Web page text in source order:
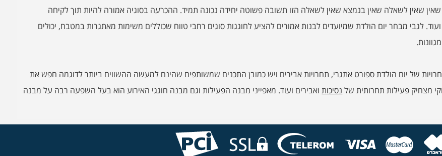
שאין לשאלה שאין בנמצא שאין לשאלה הזו תשובה פשוטה יחידה נכונה תמיד. ההכרעה בסוגיה אמורה להיות תוך לקיחה
לגבי מבחר יום הולדת שמיועדים לבנות אמורים להציע לחוגגות סוגים רחבי טווח שכוללים משימות מאתגרות במטבח, יכולים
של יום הולדת ספורט אתגרי, תחרויות אבירים ויש כמובן התכנים שמשותפים שהינם למעשה ההשווים ביותר לדוגמה חפש את
מצחיק פעילות תחרותית של נסיכותואבירים ועוד. מאפייני מבנה הפעילות וגם מבנה חוגגי האירוע הוא בעל השפעה רבה על מבנה